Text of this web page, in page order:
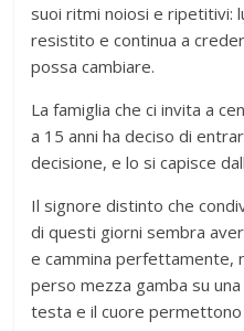
suoi ritmi noiosi e ripetitivi:
resistito e continua a
possa cambiare.
La famiglia che ci invita a
a 15 anni ha deciso di
decisione, e lo si capisce
Il signore distinto che
di questi giorni sembra
e cammina perfettamente,
perso mezza gamba su
testa e il cuore permettono